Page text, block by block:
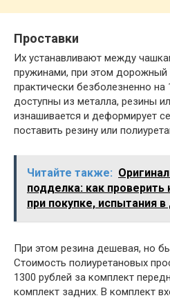
Проставки
Их устанавливают между
пружинами, при этом дорожный
практически безболезненно
доступны из металла, резины
изнашивается и деформирует
поставить резину или
Читайте также:
подделка: как проверить
при покупке, испытания
При этом резина дешевая, но
Стоимость полиуретановых
1300 рублей за комплект
комплект задних. В комплект